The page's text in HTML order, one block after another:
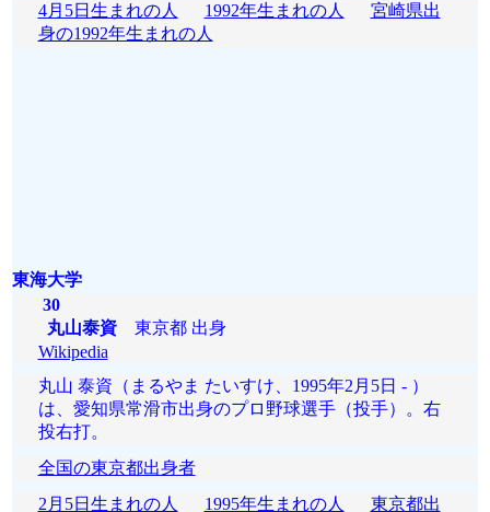
4月5日生まれの人
1992年生まれの人
宮崎県出
身の1992年生まれの人
東海大学
30
丸山泰資東京都 出身
Wikipedia
丸山 泰資（まるやま たいすけ、1995年2月5日 - ）
は、愛知県常滑市出身のプロ野球選手（投手）。右
投右打。
全国の東京都出身者
2月5日生まれの人
1995年生まれの人 東京都出